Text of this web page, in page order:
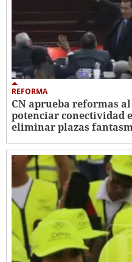
REFORMA
CN aprueba reformas
potenciar conectividad
eliminar plazas